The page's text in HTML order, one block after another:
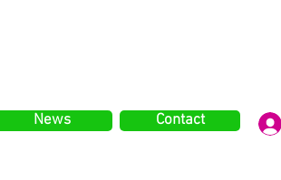
News Contact